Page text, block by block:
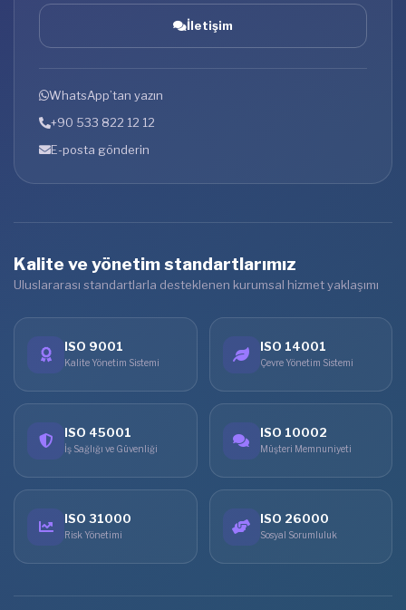
İletişim
WhatsApp’tan yazın
+90 533 822 12 12
E-posta gönderin
Kalite ve yönetim standartlarımız
Uluslararası standartlarla desteklenen kurumsal hizmet yaklaşımı
ISO 9001
Kalite Yönetim Sistemi
ISO 14001
Çevre Yönetim Sistemi
ISO 45001
İş Sağlığı ve Güvenliği
ISO 10002
Müşteri Memnuniyeti
ISO 31000
Risk Yönetimi
ISO 26000
Sosyal Sorumluluk